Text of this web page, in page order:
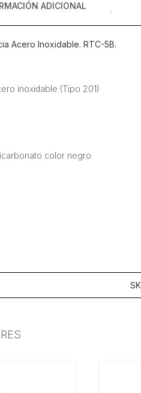
ADICIONAL
Acero Inoxidable. RTC-5B.
inoxidable (Tipo 201)
color negro